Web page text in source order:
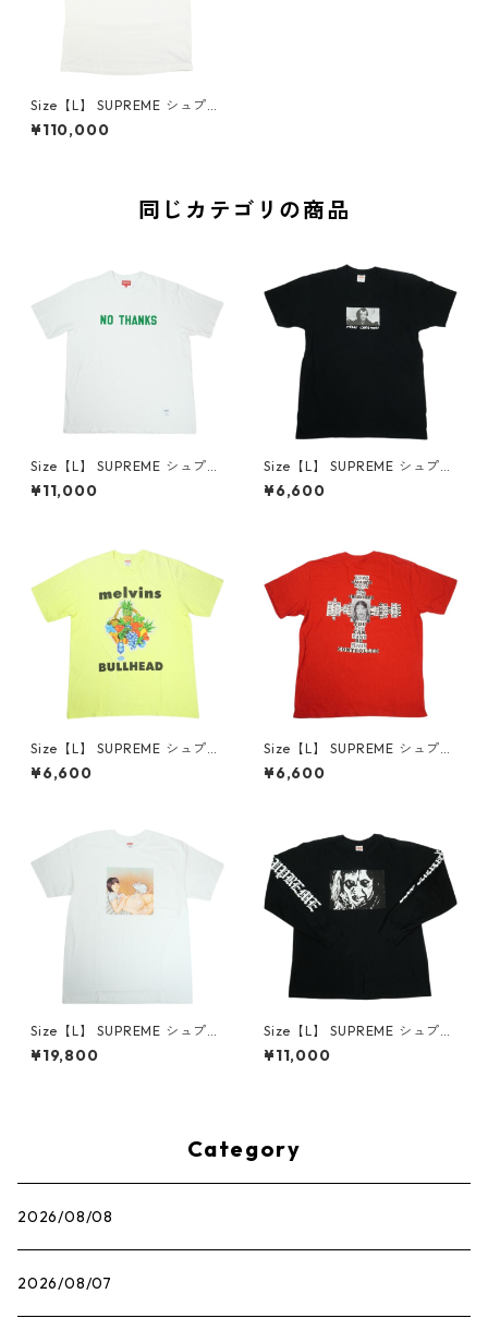
Size【L】 SUPREME シュプリ
ーム 21SS Milan Open記念 Bo
x Logo Tee ボックスロゴTシ
¥110,000
同じカテゴリの商品
Size【L】 SUPREME シュプリ
ーム 21FW No Thanks S/S To
p White Tシャツ 白 【中古品-
¥11,000
Size【L】 SUPREME シュプリ
ーム 15AW Merry Christmas
Tee Black Tシャツ 黒 【中古
¥6,600
Size【L】 SUPREME シュプリ
ーム 24SS Melvins Bullhead
Tee Fluorescent Yellow Tシ
¥6,600
Size【L】 SUPREME シュプリ
ーム 25FW Dash Snow Tee R
ed Tシャツ 赤 【中古品-良
¥6,600
Size【L】 SUPREME シュプリ
ーム 25SS Mouse Tee White
Tシャツ 白 【新古品・未使用
¥19,800
Size【L】 SUPREME シュプリ
ーム ×The Exorcist 25FW Mo
ther L/S Tee Black ロンT 黒
¥11,000
Category
2026/08/08
2026/08/07